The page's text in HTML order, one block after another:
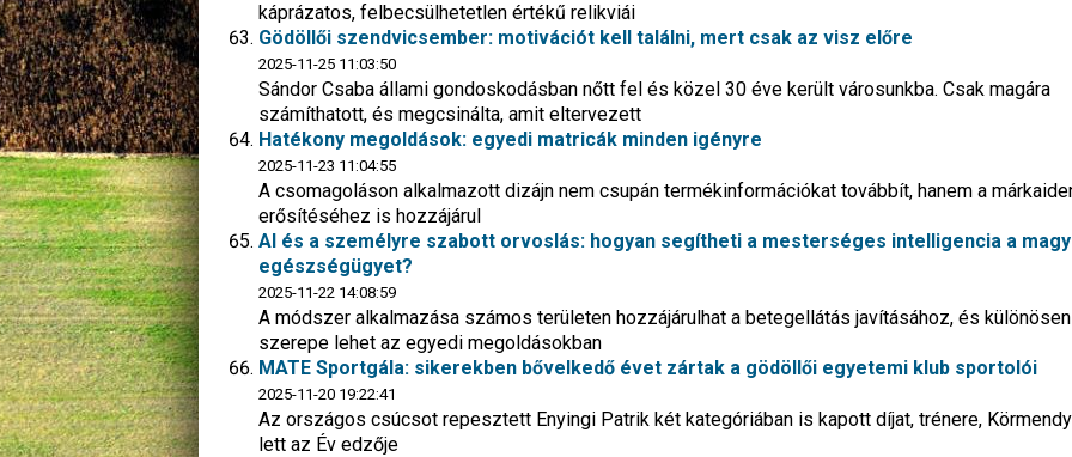
káprázatos, felbecsülhetetlen értékű relikviái
Gödöllői szendvicsember: motivációt kell találni, mert csak az visz előre
2025-11-25 11:03:50
Sándor Csaba állami gondoskodásban nőtt fel és közel 30 éve került városunkba. Csak magára
számíthatott, és megcsinálta, amit eltervezett
Hatékony megoldások: egyedi matricák minden igényre
2025-11-23 11:04:55
A csomagoláson alkalmazott dizájn nem csupán termékinformációkat továbbít, hanem a
erősítéséhez is hozzájárul
AI és a személyre szabott orvoslás: hogyan segítheti a mesterséges intelligencia a
egészségügyet?
2025-11-22 14:08:59
A módszer alkalmazása számos területen hozzájárulhat a betegellátás javításához, és
szerepe lehet az egyedi megoldásokban
MATE Sportgála: sikerekben bővelkedő évet zártak a gödöllői egyetemi klub sportolói
2025-11-20 19:22:41
Az országos csúcsot repesztett Enyingi Patrik két kategóriában is kapott díjat, trénere,
lett az Év edzője